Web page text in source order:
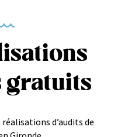
gratuits
d’audits de